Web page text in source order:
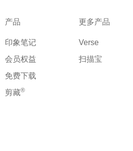
产品
印象笔记
会员权益
免费下载
剪藏®
更多产品
Verse
扫描宝